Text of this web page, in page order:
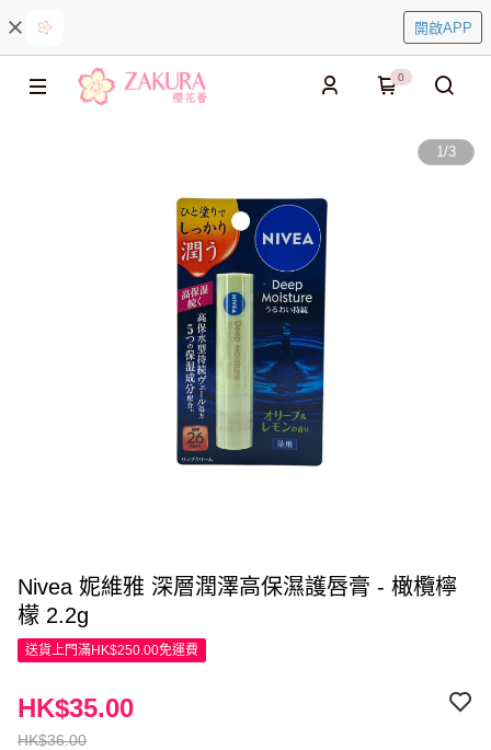
開啟APP
0
1/3
Nivea 妮維雅 深層潤澤高保濕護唇膏 - 橄欖檸
檬 2.2g
送貨上門滿HK$250.00免運費
HK$36.00
HK$35.00